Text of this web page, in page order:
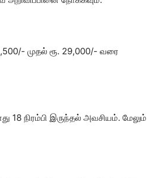
முதல் ரூ. 29,000/- வரை
நிரம்பி இருந்தல் அவசியம். மேலும்